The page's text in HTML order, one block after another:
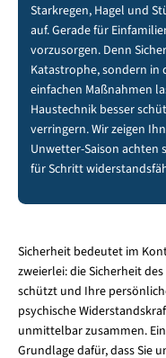
Starkregen, Hagel und
auf. Gerade für
vorzusorgen. Denn
Katastrophe, sondern in
einfachen Maßnahmen
Haustechnik besser
verringern. Wir zeigen
Unwetter-Saison achten
für Schritt
Sicherheit bedeutet im
zweierlei: die Sicherheit
schützt und Ihre
psychische
unmittelbar zusammen.
Grundlage dafür, dass Sie